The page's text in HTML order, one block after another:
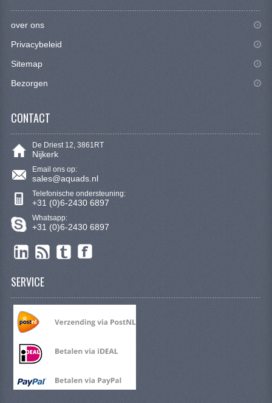
SCHOKBREKERS
VERLICHTING
KABELS
over ons
Privacybeleid
Sitemap
Bezorgen
CONTACT
De Driest 12, 3861RT
Nijkerk
Email ons op:
sales@aquads.nl
Telefonische ondersteuning:
+31 (0)6-2430 6897
Whatsapp:
+31 (0)6-2430 6897
SERVICE